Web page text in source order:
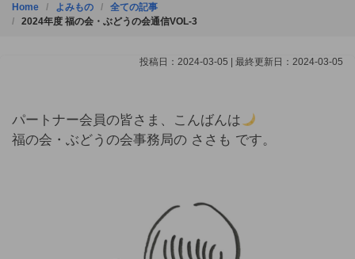
Home よみもの
全ての記事
2024年度 福の会・ぶどうの会通信VOL-3
投稿日：2024-03-05 | 最終更新日：2024-03-05
パートナー会員の皆さま、こんばんは
福の会・ぶどうの会事務局の ささも です。